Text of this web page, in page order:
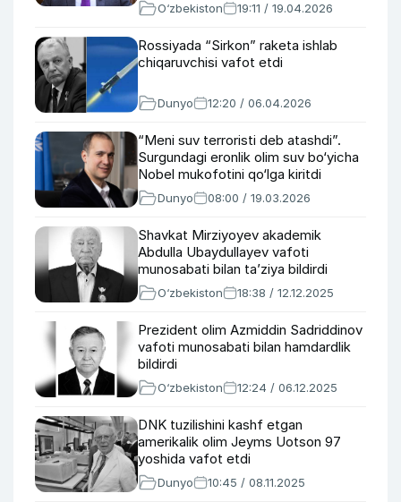
O‘zbekiston 19:11 / 19.04.2026
Rossiyada “Sirkon” raketa ishlab
chiqaruvchisi vafot etdi
Dunyo 12:20 / 06.04.2026
“Meni suv terroristi deb atashdi”.
Surgundagi eronlik olim suv bo‘yicha
Nobel mukofotini qo‘lga kiritdi
Dunyo 08:00 / 19.03.2026
Shavkat Mirziyoyev akademik
Abdulla Ubaydullayev vafoti
munosabati bilan taʼziya bildirdi
O‘zbekiston 18:38 / 12.12.2025
Prezident olim Azmiddin Sadriddinov
vafoti munosabati bilan hamdardlik
bildirdi
O‘zbekiston 12:24 / 06.12.2025
DNK tuzilishini kashf etgan
amerikalik olim Jeyms Uotson 97
yoshida vafot etdi
Dunyo 10:45 / 08.11.2025